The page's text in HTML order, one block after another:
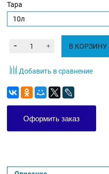
Тара
В КОРЗИНУ
Добавить в сравнение
Оформить заказ